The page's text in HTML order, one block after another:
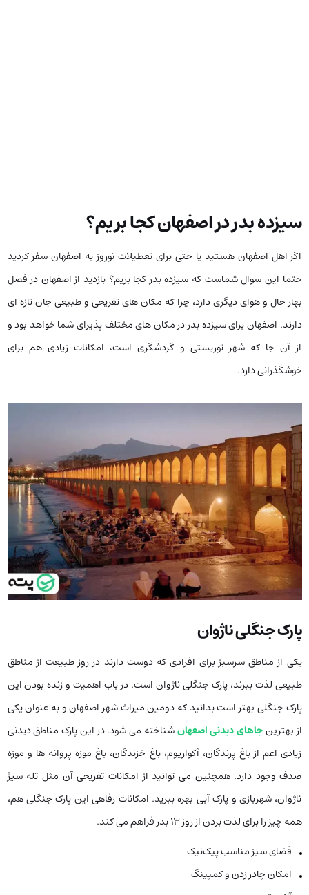
سیزده بدر در اصفهان کجا بریم؟
اگر اهل اصفهان هستید یا حتی برای تعطیلات نوروز به اصفهان سفر کردید
حتما این سوال شماست که سیزده بدر کجا بریم؟ بازدید از اصفهان در فصل
بهار حال و هوای دیگری دارد، چرا که مکان های تفریحی و طبیعی جان تازه ای
دارند. اصفهان برای سیزده بدر در مکان های مختلف پذیرای شما خواهد بود و
از آن جا که شهر توریستی و گردشگری است، امکانات زیادی هم برای
خوشگذرانی دارد.
پارک جنگلی ناژوان
یکی از مناطق سرسبز برای افرادی که دوست دارند در روز طبیعت از مناطق
طبیعی لذت ببرند، پارک جنگلی ناژوان است. در باب اهمیت و زنده بودن این
پارک جنگلی بهتر است بدانید که دومین میراث شهر اصفهان و به عنوان یکی
از بهترینجاهای دیدنی اصفهانشناخته می شود. در این پارک مناطق دیدنی
زیادی اعم از باغ پرندگان، آکواریوم، باغ خزندگان، باغ موزه پروانه ها و موزه
صدف وجود دارد. همچنین می توانید از امکانات تفریحی آن مثل تله سیژ
ناژوان، شهربازی و پارک آبی بهره ببرید. امکانات رفاهی این پارک جنگلی هم،
همه چیز را برای لذت بردن از روز 13 بدر فراهم می کند.
فضای سبز مناسب پیک‌نیک
امکان چادر زدن و کمپینگ